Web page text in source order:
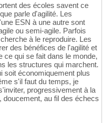
des écoles savent ce
parle d'agilité. Les
ESN à une autre sont
ou semi-agile. Parfois
à le reproduire. Les
des bénéfices de l'agilité et
ce qui se fait dans le monde,
les structures qui marchent.
soit économiquement plus
s'il faut du temps, je
progressivement à la
doucement, au fil des échecs